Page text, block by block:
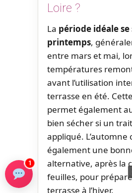
Loire ?
La période idéale se
printemps,
entre mars et mai,
températures
avant l’utilisation
terrasse en été.
permet également
bien sécher si un
appliqué. L’automne
également une
alternative, après la
feuilles, pour
terrasse à l’hiver.
1